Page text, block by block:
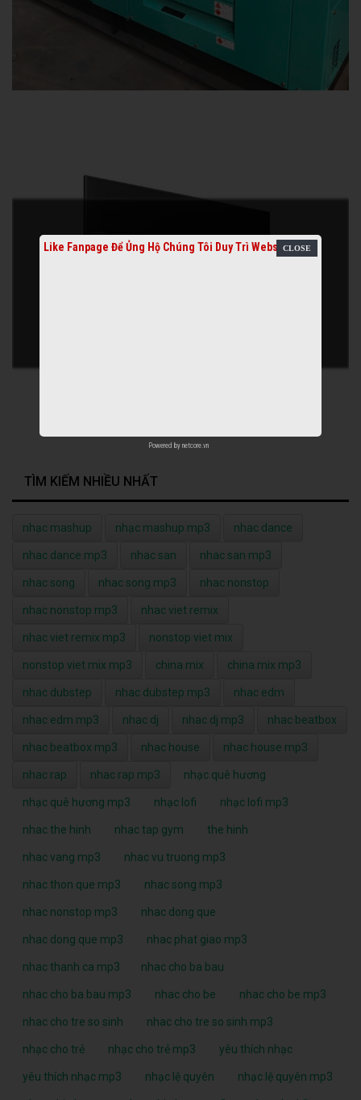
TÌM KIẾM NHIỀU NHẤT
nhạc mashup nhạc mashup mp3 nhac dance
nhac dance mp3 nhac san nhac san mp3
nhac song nhac song mp3 nhac nonstop
nhac nonstop mp3 nhac viet remix
nhac viet remix mp3 nonstop viet mix
nonstop viet mix mp3 china mix china mix mp3
nhac dubstep nhac dubstep mp3 nhac edm
nhac edm mp3 nhac dj nhac dj mp3 nhac beatbox
nhac beatbox mp3 nhac house nhac house mp3
nhac rap nhac rap mp3 nhạc quê hương
nhạc quê hương mp3 nhạc lofi nhạc lofi mp3
nhac the hinh nhac tap gym the hinh
nhac vang mp3 nhac vu truong mp3
nhac thon que mp3 nhac song mp3
nhac nonstop mp3 nhac dong que
nhac dong que mp3 nhac phat giao mp3
nhac thanh ca mp3 nhac cho ba bau
nhac cho ba bau mp3 nhac cho be nhac cho be mp3
nhac cho tre so sinh nhac cho tre so sinh mp3
nhạc cho trẻ nhạc cho trẻ mp3 yêu thích nhạc
yêu thích nhạc mp3 nhạc lệ quyên nhạc lệ quyên mp3
Like Fanpage Để Ủng Hộ Chúng Tôi Duy Trì Website
Powered by netcore.vn